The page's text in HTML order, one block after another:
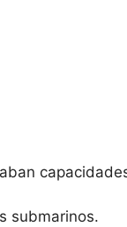
submarinos.